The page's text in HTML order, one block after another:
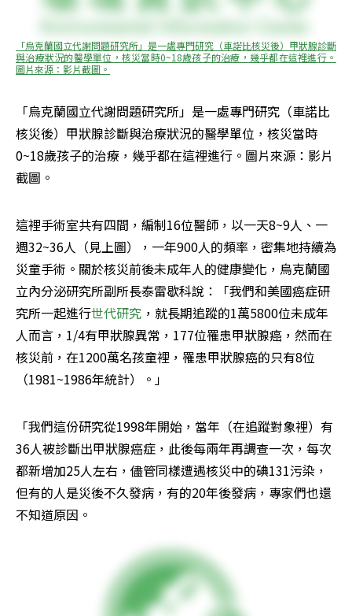
「烏克蘭國立代謝問題研究所」是一處專門研究（車諾比核災後）甲狀腺診斷
與治療狀況的醫學單位，核災當時0~18歲孩子的治療，幾乎都在這裡進行。
圖片來源：影片截圖。
「烏克蘭國立代謝問題研究所」是一處專門研究（車諾比
核災後）甲狀腺診斷與治療狀況的醫學單位，核災當時
0~18歲孩子的治療，幾乎都在這裡進行。圖片來源：影片
截圖。
這裡手術室共有四間，編制16位醫師，以一天8~9人、一
週32~36人（見上圖），一年900人的頻率，密集地持續為
災童手術。關於核災前後未成年人的健康變化，烏克蘭國
立內分泌研究所副所長泰雷歇科說：「我們和美國癌症研
究所一起進行世代研究 ，就長期追蹤的1萬5800位未成年
人而言，1/4有甲狀腺異常，177位罹患甲狀腺癌，然而在
核災前，在1200萬名孩童裡，罹患甲狀腺癌的只有8位
（1981~1986年統計）。」
「我們這份研究從1998年開始，當年（在追蹤對象裡）有
36人被診斷出甲狀腺癌症，此後每兩年再調查一次，每次
都新增加25人左右，儘管同樣遭遇核災中的碘131污染，
但有的人是災後不久發病，有的20年後發病，專家們也還
不知道原因。